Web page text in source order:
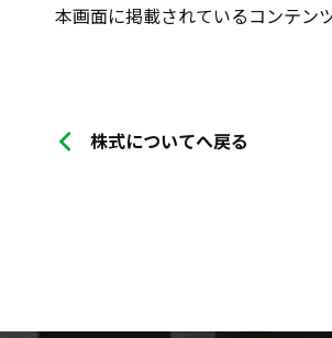
本画面に掲載されているコンテン
株式についてへ戻る